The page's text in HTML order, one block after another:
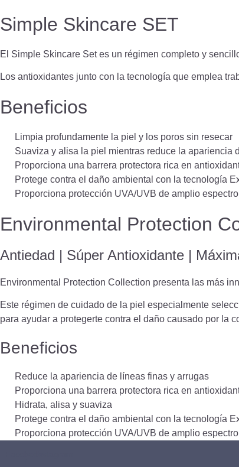
Simple Skincare SET
El Simple Skincare Set es un régimen completo y
Los antioxidantes junto con la tecnología que emplea
Beneficios
Limpia profundamente la piel y los poros sin resecar
Suaviza y alisa la piel mientras reduce la apariencia
Proporciona una barrera protectora rica en
Protege contra el daño ambiental con la tecnología
Proporciona protección UVA/UVB de amplio
Environmental Protection
Antiedad | Súper Antioxidante |
Environmental Protection Collection presenta las más
Este régimen de cuidado de la piel especialmente
para ayudar a protegerte contra el daño causado por la
Beneficios
Reduce la apariencia de líneas finas y arrugas
Proporciona una barrera protectora rica en
Hidrata, alisa y suaviza
Protege contra el daño ambiental con la tecnología
Proporciona protección UVA/UVB de amplio